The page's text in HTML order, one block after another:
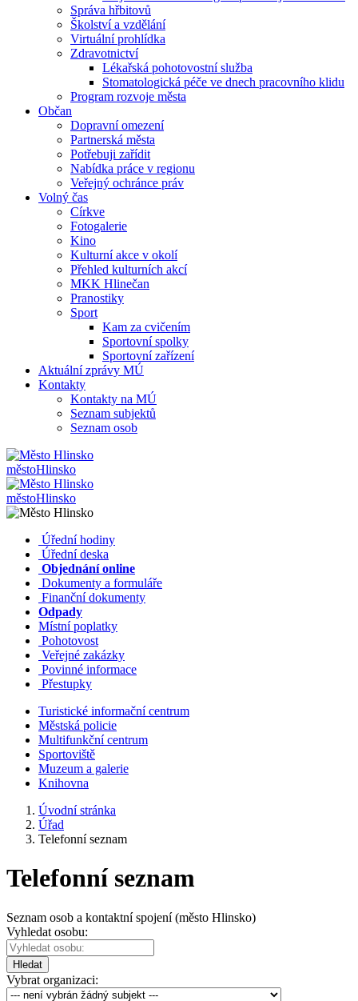
Správa hřbitovů
Školství a vzdělání
Virtuální prohlídka
Zdravotnictví
Lékařská pohotovostní služba
Stomatologická péče ve dnech pracovního klidu
Program rozvoje města
Občan
Dopravní omezení
Partnerská města
Potřebuji zařídit
Nabídka práce v regionu
Veřejný ochránce práv
Volný čas
Církve
Fotogalerie
Kino
Kulturní akce v okolí
Přehled kulturních akcí
MKK Hlinečan
Pranostiky
Sport
Kam za cvičením
Sportovní spolky
Sportovní zařízení
Aktuální zprávy MÚ
Kontakty
Kontakty na MÚ
Seznam subjektů
Seznam osob
městoHlinsko
městoHlinsko
Úřední hodiny
Úřední deska
Objednání online
Dokumenty a formuláře
Finanční dokumenty
Odpady
Místní poplatky
Pohotovost
Veřejné zakázky
Povinné informace
Přestupky
Turistické informační centrum
Městská policie
Multifunkční centrum
Sportoviště
Muzeum a galerie
Knihovna
Úvodní stránka
Úřad
Telefonní seznam
Telefonní seznam
Seznam osob a kontaktní spojení (město Hlinsko)
Vyhledat osobu:
Hledat
Vybrat organizaci: